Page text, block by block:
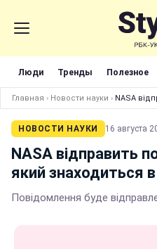
Люди Тренды Полезное
Главная › Новости науки › NASA
НОВОСТИ НАУКИ 16 августа
NASA відправить
який знаходиться
Повідомлення буде